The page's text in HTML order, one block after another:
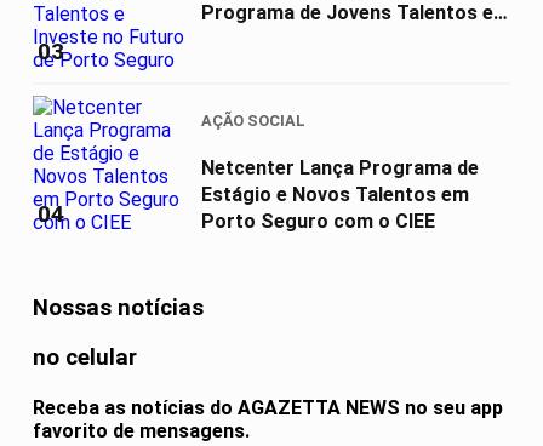
03
Programa de Jovens Talentos e
04
AÇÃO SOCIAL
Netcenter Lança Programa de
Estágio e Novos Talentos em
Porto Seguro com o CIEE
Nossas notícias
no celular
Receba as notícias do AGAZETTA NEWS no seu app
favorito de mensagens.